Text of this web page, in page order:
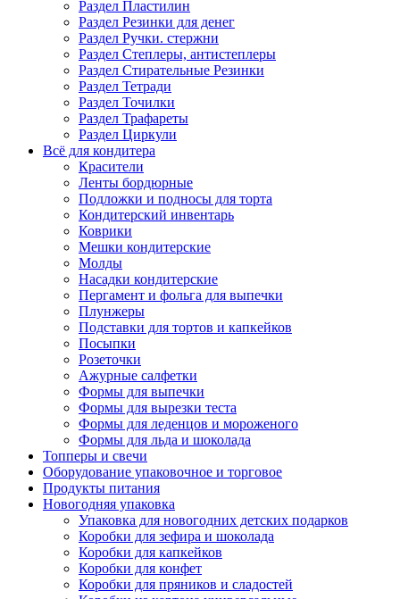
Раздел Пластилин
Раздел Резинки для денег
Раздел Ручки. стержни
Раздел Степлеры, антистеплеры
Раздел Стирательные Резинки
Раздел Тетради
Раздел Точилки
Раздел Трафареты
Раздел Циркули
Всё для кондитера
Красители
Ленты бордюрные
Подложки и подносы для торта
Кондитерский инвентарь
Коврики
Мешки кондитерские
Молды
Насадки кондитерские
Пергамент и фольга для выпечки
Плунжеры
Подставки для тортов и капкейков
Посыпки
Розеточки
Ажурные салфетки
Формы для выпечки
Формы для вырезки теста
Формы для леденцов и мороженого
Формы для льда и шоколада
Топперы и свечи
Оборудование упаковочное и торговое
Продукты питания
Новогодняя упаковка
Упаковка для новогодних детских подарков
Коробки для зефира и шоколада
Коробки для капкейков
Коробки для конфет
Коробки для пряников и сладостей